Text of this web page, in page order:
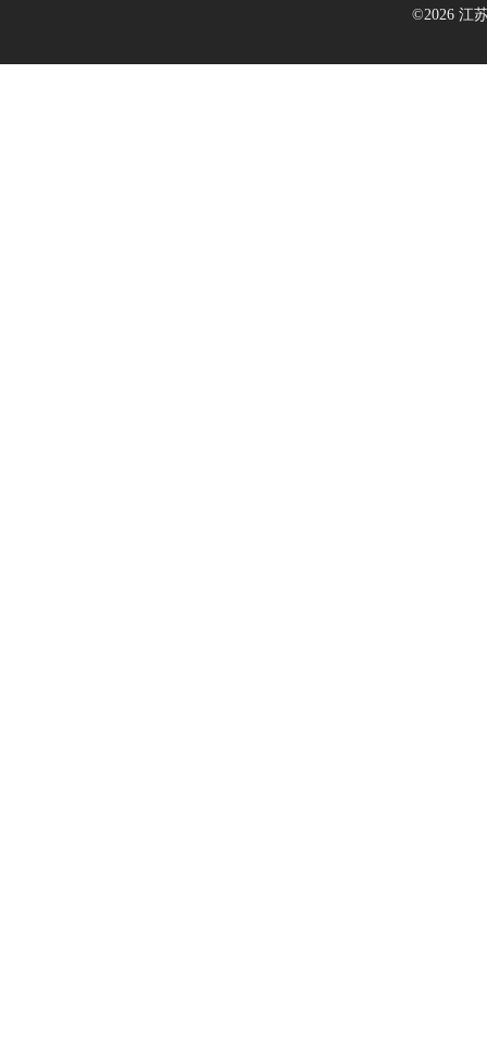
©2026 江